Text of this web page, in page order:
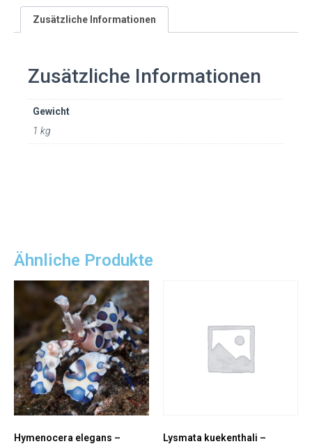
Zusätzliche Informationen
Zusätzliche Informationen
Gewicht
1 kg
Ähnliche Produkte
Hymenocera elegans –
Lysmata kuekenthali –